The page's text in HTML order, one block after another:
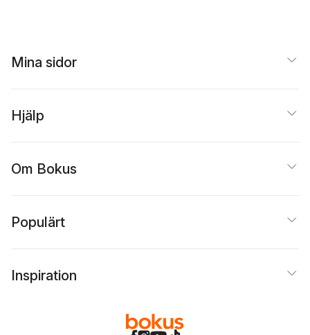
Mina sidor
Hjälp
Om Bokus
Populärt
Inspiration